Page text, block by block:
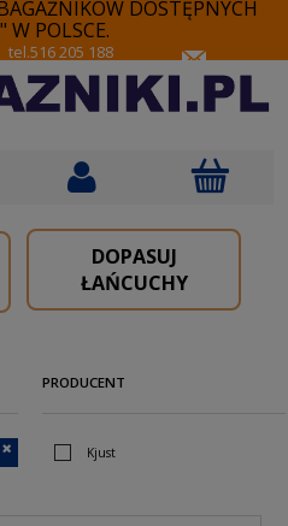
DOSTĘPNYCH
W POLSCE.
tel.516 205 188
DOPASUJ
ŁAŃCUCHY
PRODUCENT
Kjust